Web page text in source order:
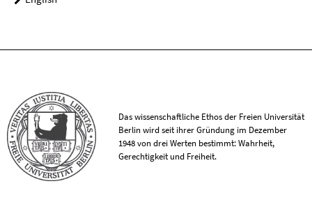
Das wissenschaftliche Ethos der Freien Universität
Berlin wird seit ihrer Gründung im Dezember
1948 von drei Werten bestimmt: Wahrheit,
Gerechtigkeit und Freiheit.